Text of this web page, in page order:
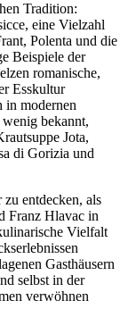
Tradition:
eine Vielzahl
Polenta und die
Beispiele der
romanische,
Esskultur
in modernen
bekannt,
Jota,
di Gorizia und
entdecken, als
Franz Hlavac in
Vielfalt
Gasthäusern
selbst in der
verwöhnen